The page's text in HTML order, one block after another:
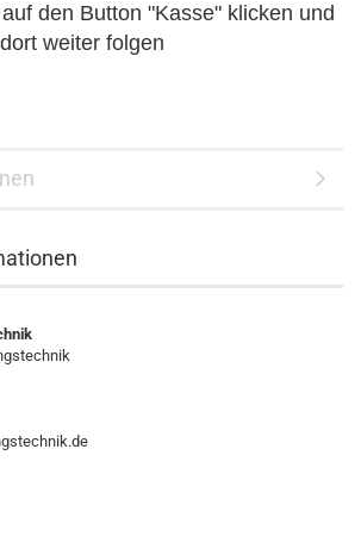
den Button "Kasse" klicken und
weiter folgen